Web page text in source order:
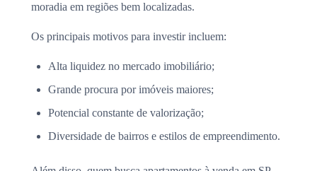
moradia em regiões bem localizadas.
Os principais motivos para investir incluem:
Alta liquidez no mercado imobiliário;
Grande procura por imóveis maiores;
Potencial constante de valorização;
Diversidade de bairros e estilos de empreendimento.